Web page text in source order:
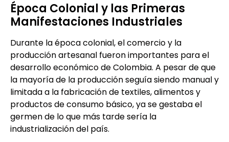
Época Colonial y las Primeras
Manifestaciones Industriales
Durante la época colonial, el comercio y la
producción artesanal fueron importantes para el
desarrollo económico de Colombia. A pesar de que
la mayoría de la producción seguía siendo manual y
limitada a la fabricación de textiles, alimentos y
productos de consumo básico, ya se gestaba el
germen de lo que más tarde sería la
industrialización del país.